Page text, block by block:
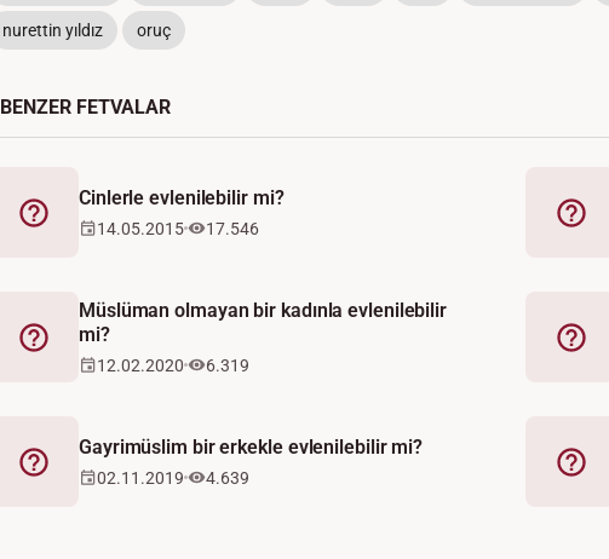
nurettin yıldız oruç
BENZER FETVALAR
Fetva
Cinlerle evlenilebilir mi?
14.05.2015 17.546 Fetva
Fetva
Müslüman olmayan bir kadınla evlenilebilir
mi?
12.02.2020 6.319
Fetva
Fetva
Gayrimüslim bir erkekle evlenilebilir mi?
02.11.2019 4.639 Fetva